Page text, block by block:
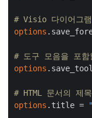
# Visio 다이어그
options
# 도구 모음을 포
options
# HTML 문서의 제
options .title =